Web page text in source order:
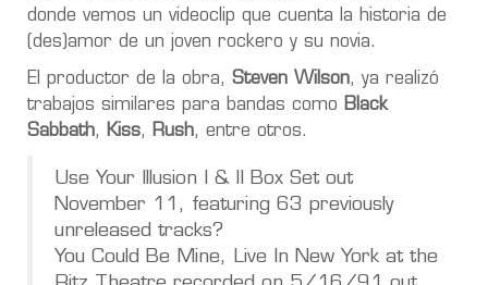
donde vemos un videoclip que cuenta la historia de
(des)amor de un joven rockero y su novia.
El productor de la obra, Steven Wilson, ya realizó
trabajos similares para bandas como Black
Sabbath, Kiss, Rush, entre otros.
Use Your Illusion I & II Box Set out
November 11, featuring 63 previously
unreleased tracks?
You Could Be Mine, Live In New York at the